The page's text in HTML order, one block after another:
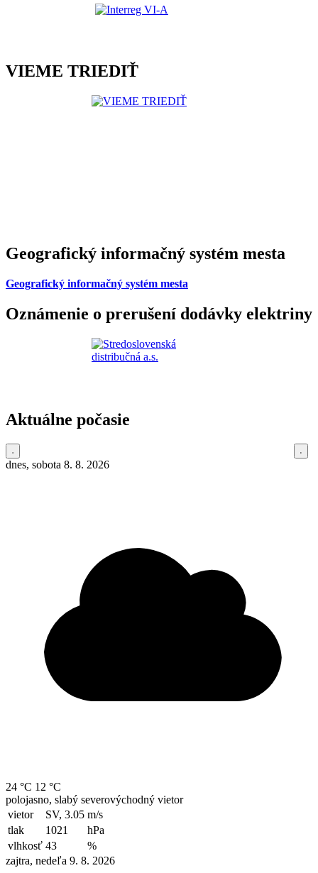
VIEME TRIEDIŤ
Geografický informačný systém mesta
Geografický informačný systém mesta
Oznámenie o prerušení dodávky elektriny
Aktuálne počasie
dnes, sobota 8. 8. 2026
24 °C 12 °C
polojasno, slabý severovýchodný vietor
vietor
SV, 3.05 m/s
tlak
1021
hPa
vlhkosť 43
%
zajtra, nedeľa 9. 8. 2026